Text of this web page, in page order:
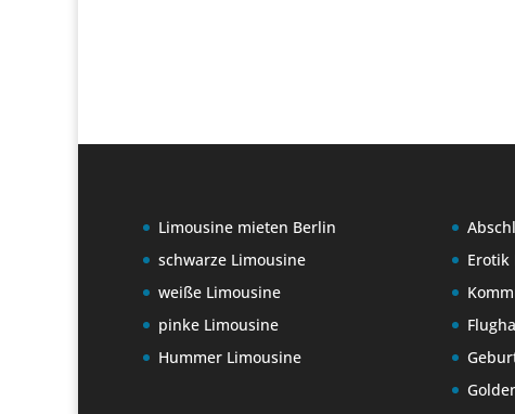
Limousine mieten Berlin
schwarze Limousine
weiße Limousine
pinke Limousine
Hummer Limousine
Erotik